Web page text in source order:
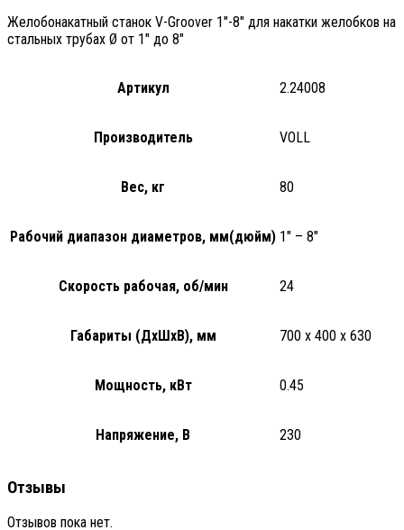
Желобонакатный станок V-Groover 1″-8″ для накатки желобков на
стальных трубах Ø от 1″ до 8″
Артикул 2.24008
Производитель VOLL
Вес, кг 80
Рабочий диапазон диаметров, мм(дюйм) 1" – 8"
Скорость рабочая, об/мин 24
Габариты (ДхШхВ), мм 700 х 400 х 630
Мощность, кВт 0.45
Напряжение, В 230
Отзывы
Отзывов пока нет.